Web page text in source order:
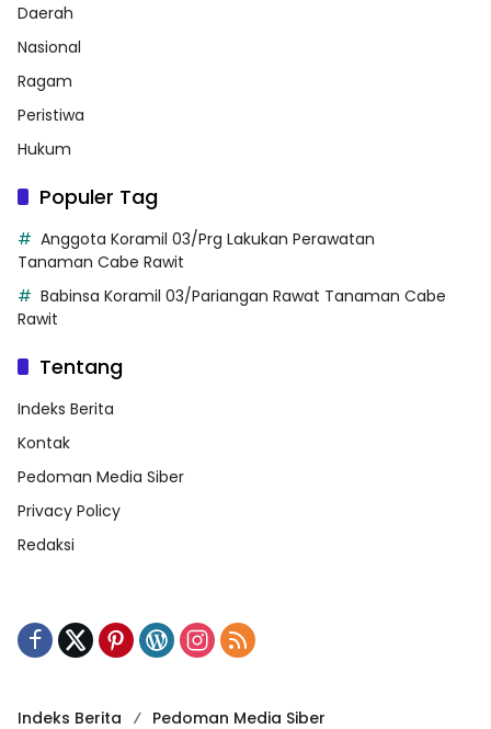
Daerah
Nasional
Ragam
Peristiwa
Hukum
Populer Tag
Anggota Koramil 03/Prg Lakukan Perawatan
Tanaman Cabe Rawit
Babinsa Koramil 03/Pariangan Rawat Tanaman Cabe
Rawit
Tentang
Indeks Berita
Kontak
Pedoman Media Siber
Privacy Policy
Redaksi
Indeks Berita Pedoman Media Siber